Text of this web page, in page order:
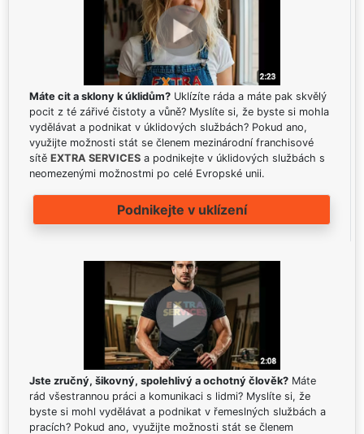
Máte cit a sklony k úklidům? Uklízíte ráda a máte pak skvělý
pocit z té zářivé čistoty a vůně? Myslíte si, že byste si mohla
vydělávat a podnikat v úklidových službách? Pokud ano,
využijte možnosti stát se členem mezinárodní franchisové
sítě EXTRA SERVICES a podnikejte v úklidových službách s
neomezenými možnostmi po celé Evropské unii.
Podnikejte v uklízení
Jste zručný, šikovný, spolehlivý a ochotný člověk? Máte
rád všestrannou práci a komunikaci s lidmi? Myslíte si, že
byste si mohl vydělávat a podnikat v řemeslných službách a
pracích? Pokud ano, využijte možnosti stát se členem